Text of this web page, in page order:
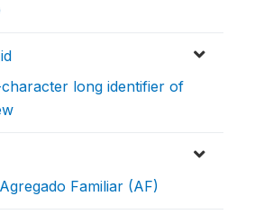
long identifier of
Familiar (AF)